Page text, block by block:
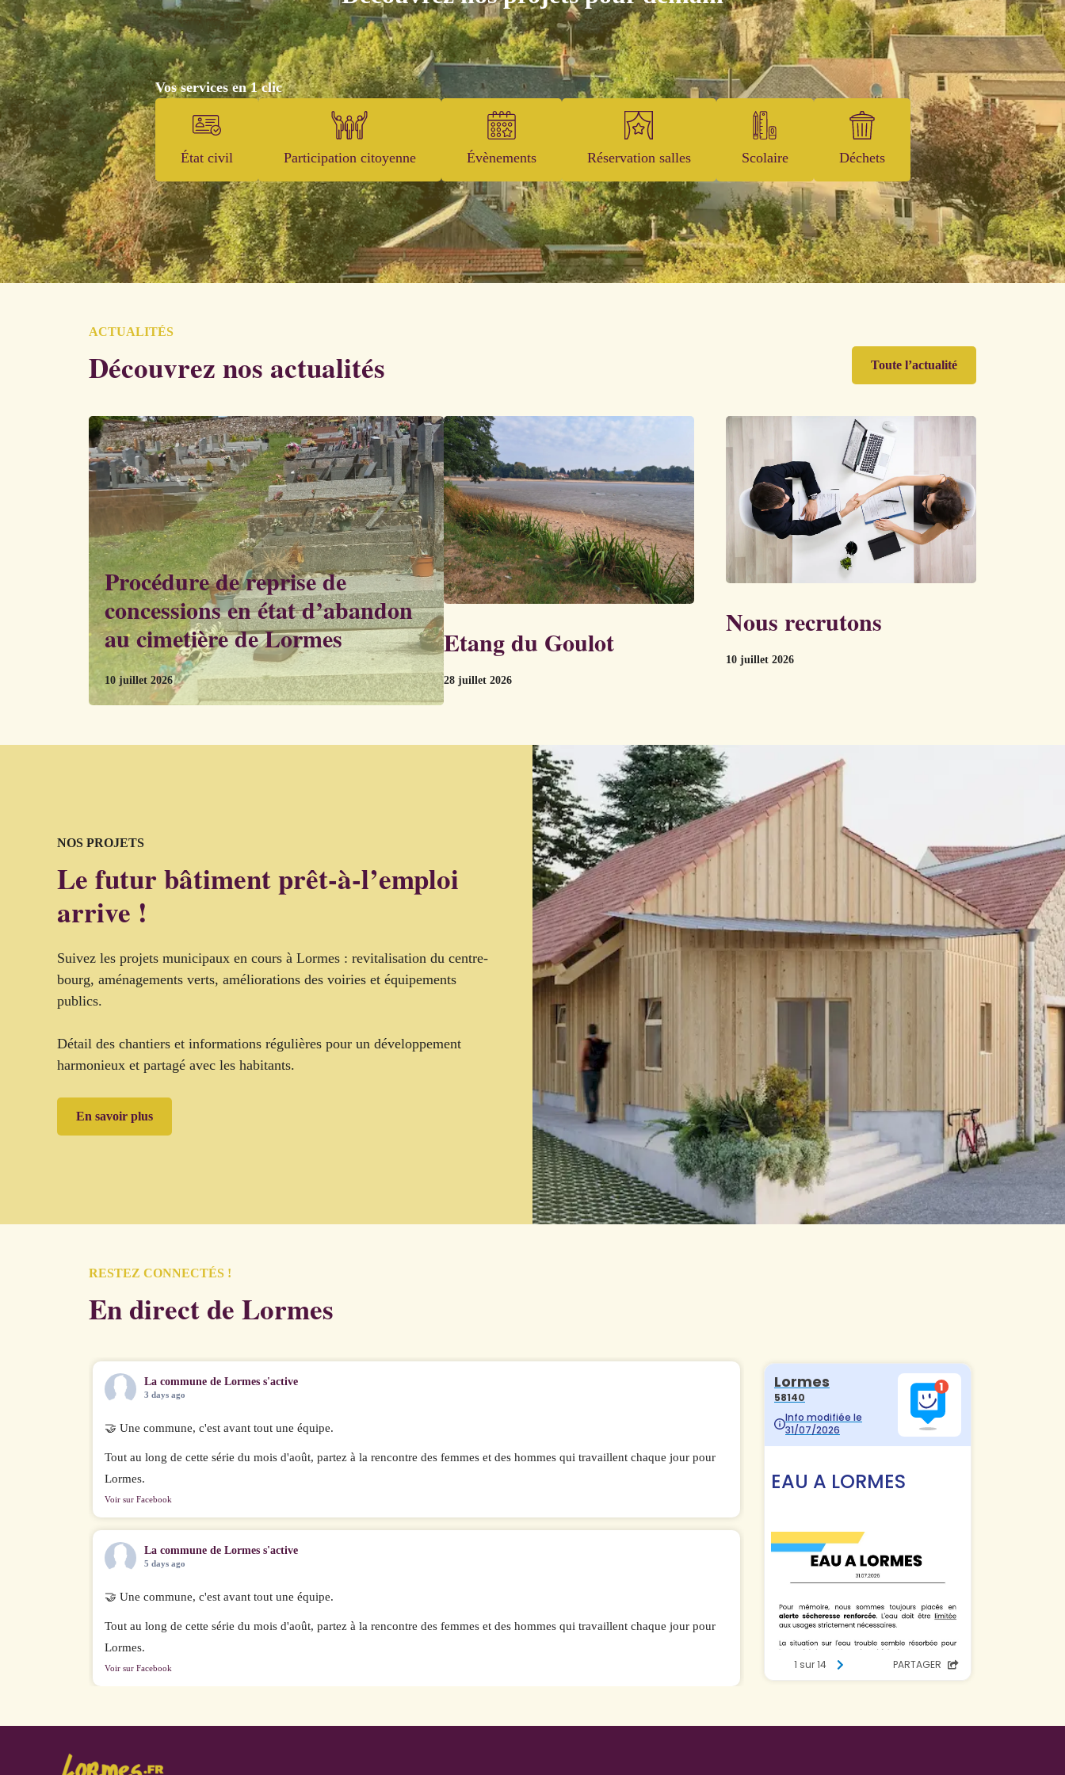
Vos services en 1 clic
État civil Participation citoyenne Évènements Réservation salles Scolaire Déchets
ACTUALITÉS
Découvrez nos actualités Toute l’actualité
Procédure de reprise de
concessions en état d’abandon
au cimetière de Lormes
10 juillet 2026
Etang du Goulot
28 juillet 2026
Nous recrutons
10 juillet 2026
NOS PROJETS
Le futur bâtiment prêt-à-l’emploi
arrive !
Suivez les projets municipaux en cours à Lormes : revitalisation du centre-
bourg, aménagements verts, améliorations des voiries et équipements
publics.
Détail des chantiers et informations régulières pour un développement
harmonieux et partagé avec les habitants.
En savoir plus
RESTEZ CONNECTÉS !
En direct de Lormes
La commune de Lormes s'active
3 days ago
🤝 Une commune, c'est avant tout une équipe.
Tout au long de cette série du mois d'août, partez à la rencontre des femmes et des hommes qui travaillent chaque jour pour
Lormes.
Voir sur Facebook
La commune de Lormes s'active
5 days ago
🤝 Une commune, c'est avant tout une équipe.
Tout au long de cette série du mois d'août, partez à la rencontre des femmes et des hommes qui travaillent chaque jour pour
Lormes.
Voir sur Facebook